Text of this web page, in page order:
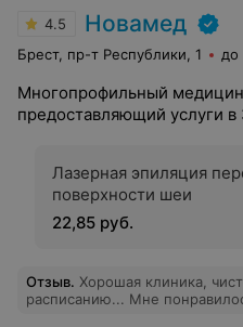
4.5 Новамед
Брест, пр-т Республики, 1 до
Многопрофильный
предоставляющий услуги в
Лазерная эпиляция
поверхности шеи
22,85 руб.
Отзыв. Хорошая клиника,
расписанию... Мне